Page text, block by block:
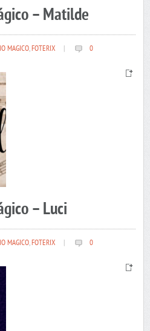
– Matilde
MAGICO,FOTERIX 0
– Luci
MAGICO,FOTERIX 0